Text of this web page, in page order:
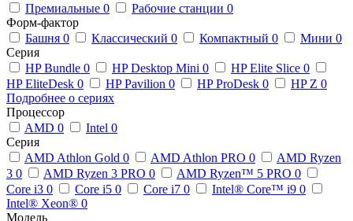
Премиальные 0 Рабочие станции 0
Форм-фактор
Башня 0 Классический 0 Компактный 0 Мини 0
Серия
HP Bundle 0 HP Desktop Mini 0 HP Elite Slice 0
HP EliteDesk 0 HP Pavilion 0 HP ProDesk 0 HP Z 0
Подробнее о сериях
Процессор
AMD 0 Intel 0
Серия
AMD Athlon Gold 0 AMD Athlon PRO 0
AMD Ryzen
3 0 AMD Ryzen 3 PRO 0 AMD Ryzen™ 5 PRO 0
Core i3 0 Core i5 0 Core i7 0 Intel® Core™ i9 0
Intel® Xeon® 0
Модель